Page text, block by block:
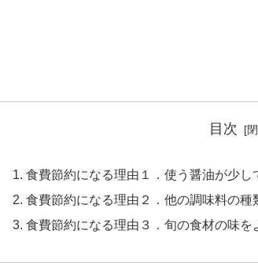
目次
食費節約になる理由１．使う醤油が少し
食費節約になる理由２．他の調味料の種
食費節約になる理由３．旬の食材の味